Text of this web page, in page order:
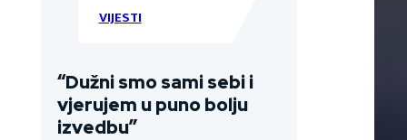
VIJESTI
“Dužni smo sami sebi i
vjerujem u puno bolju
izvedbu”